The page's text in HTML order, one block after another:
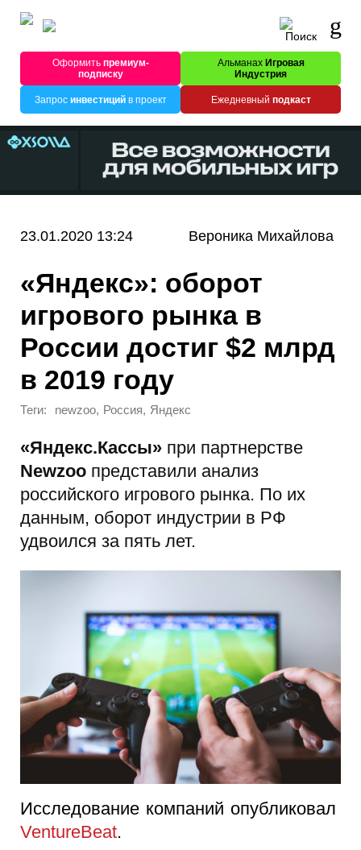
Оформитьпремиум-
подписку
Альманах Игровая
Индустрия
Запрос инвестицийв проект Ежедневный подкаст
23.01.2020 13:24 Вероника Михайлова
«Яндекс»: оборот
игрового рынка в
России достиг $2 млрд
в 2019 году
Теги: newzoo, Россия, Яндекс
«Яндекс.Кассы» при партнерстве
Newzoo представили анализ
российского игрового рынка. По их
данным, оборот индустрии в РФ
удвоился за пять лет.
Исследование компаний опубликовал
VentureBeat.